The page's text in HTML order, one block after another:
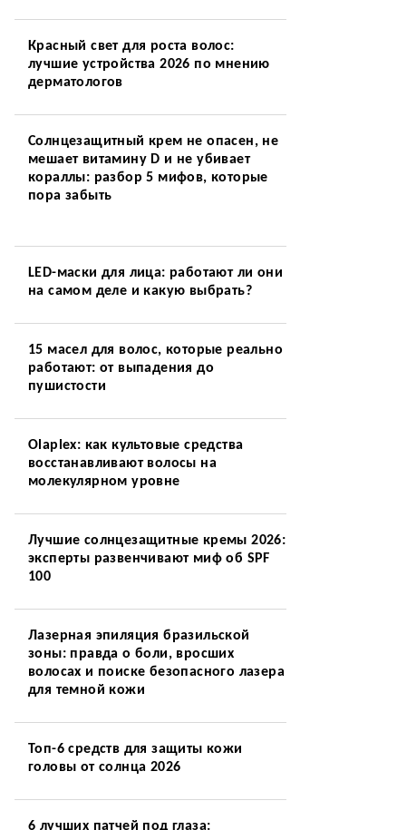
Красный свет для роста волос:
лучшие устройства 2026 по мнению
дерматологов
Солнцезащитный крем не опасен, не
мешает витамину D и не убивает
кораллы: разбор 5 мифов, которые
пора забыть
LED-маски для лица: работают ли они
на самом деле и какую выбрать?
15 масел для волос, которые реально
работают: от выпадения до
пушистости
Olaplex: как культовые средства
восстанавливают волосы на
молекулярном уровне
Лучшие солнцезащитные кремы 2026:
эксперты развенчивают миф об SPF
100
Лазерная эпиляция бразильской
зоны: правда о боли, вросших
волосах и поиске безопасного лазера
для темной кожи
Топ-6 средств для защиты кожи
головы от солнца 2026
6 лучших патчей под глаза: